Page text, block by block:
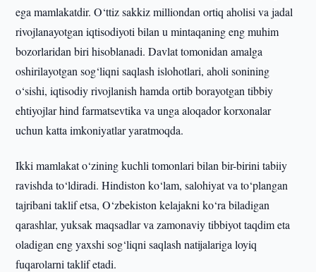
ega mamlakatdir. O‘ttiz sakkiz milliondan ortiq aholisi va jadal
rivojlanayotgan iqtisodiyoti bilan u mintaqaning eng muhim
bozorlaridan biri hisoblanadi. Davlat tomonidan amalga
oshirilayotgan sog‘liqni saqlash islohotlari, aholi sonining
o‘sishi, iqtisodiy rivojlanish hamda ortib borayotgan tibbiy
ehtiyojlar hind farmatsevtika va unga aloqador korxonalar
uchun katta imkoniyatlar yaratmoqda.
Ikki mamlakat o‘zining kuchli tomonlari bilan bir-birini tabiiy
ravishda to‘ldiradi. Hindiston ko‘lam, salohiyat va to‘plangan
tajribani taklif etsa, O‘zbekiston kelajakni ko‘ra biladigan
qarashlar, yuksak maqsadlar va zamonaviy tibbiyot taqdim eta
oladigan eng yaxshi sog‘liqni saqlash natijalariga loyiq
fuqarolarni taklif etadi.